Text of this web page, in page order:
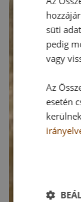
süti
pedig
vagy
Az
esetén